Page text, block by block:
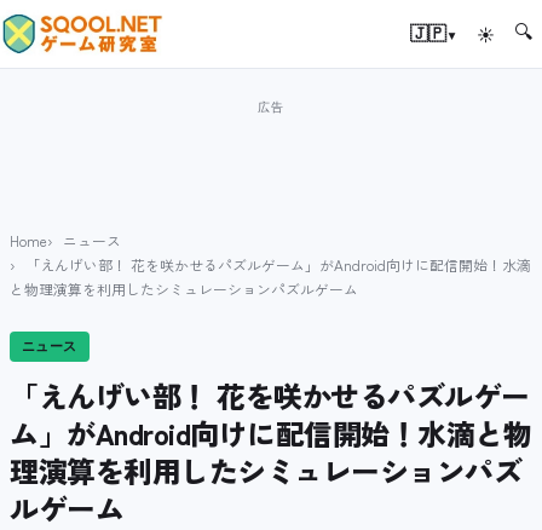
🇯🇵▾ ☀ 🔍
Home
ニュース
「えんげい部！ 花を咲かせるパズルゲーム」がAndroid向けに配信開始！水滴
と物理演算を利用したシミュレーションパズルゲーム
ニュース
「えんげい部！ 花を咲かせるパズルゲー
ム」がAndroid向けに配信開始！水滴と物
理演算を利用したシミュレーションパズ
ルゲーム